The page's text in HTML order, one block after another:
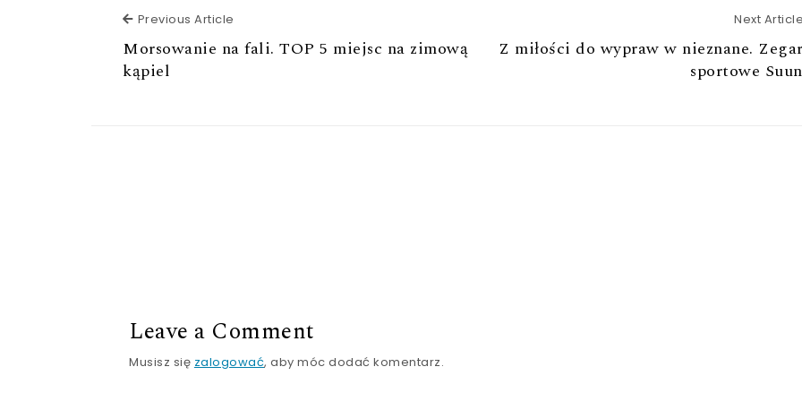
Previous Article
Morsowanie na fali. TOP 5 miejsc na zimową
kąpiel
Next Article
Z miłości do wypraw w nieznane.
sportowe
Leave a Comment
Musisz się zalogować, aby móc dodać komentarz.